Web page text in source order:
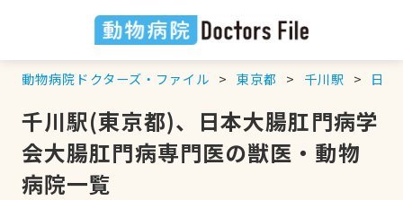
動物病院ドクターズ・ファイル 東京都 千川駅 日本
千川駅(東京都)、日本大腸肛門病学
会大腸肛門病専門医の獣医・動物
病院一覧